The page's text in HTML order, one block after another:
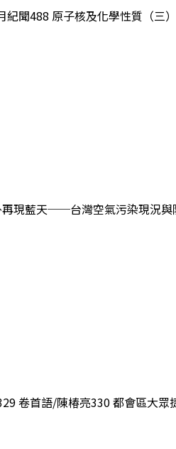
紀聞488 原子核及化學性質（
現藍天──台灣空氣污染現況
卷首語/陳椿亮330 都會區大